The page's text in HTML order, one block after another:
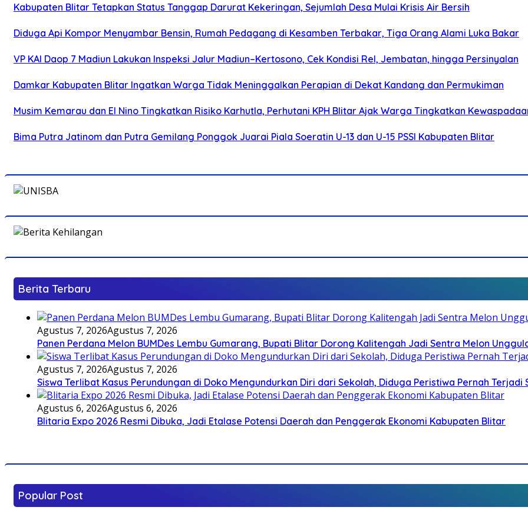
Kabupaten Blitar Tetapkan Status Tanggap Darurat Kekeringan, Sejumlah Desa Mulai Krisis Air Bersih
Diduga Api Kompor Menyambar Bensin, Rumah Pedagang di Kesamben Terbakar, Tiga Orang Alami Luka Bakar
VP KAI Daop 7 Madiun Lakukan Inspeksi Jalur Madiun–Kertosono, Cek Kondisi Rel, Jembatan, hingga Persinyalan
Damkar Kabupaten Blitar Ingatkan Warga Tidak Meninggalkan Perapian di Dekat Kandang dan Permukiman
Musim Kemarau dan El Nino Tingkatkan Risiko Karhutla, Perhutani KPH Blitar Ajak Warga Tingkatkan
Bima Putra Jatinom dan Putra Gemilang Ponggok Juarai Piala Soeratin U-13 dan U-15 PSSI Kabupaten Blitar
Berita Terbaru
Agustus 7, 2026Agustus 7, 2026
Panen Perdana Melon BUMDes Lembu Gumarang, Bupati Blitar Dorong Kalitengah Jadi Sentra Melon
Agustus 7, 2026Agustus 7, 2026
Siswa Terlibat Kasus Perundungan di Doko Mengundurkan Diri dari Sekolah, Diduga Peristiwa Pernah Terjadi
Agustus 6, 2026Agustus 6, 2026
Blitaria Expo 2026 Resmi Dibuka, Jadi Etalase Potensi Daerah dan Penggerak Ekonomi Kabupaten Blitar
Popular Post